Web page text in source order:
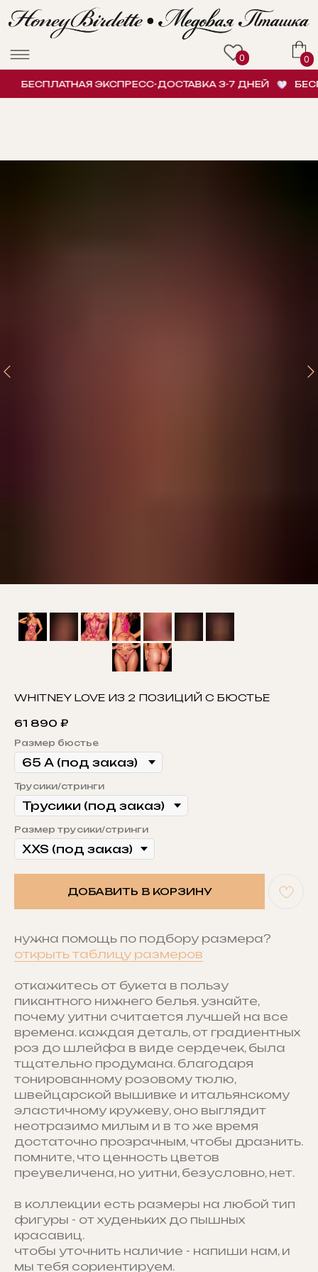
БЕСПЛАТНАЯ ЭКСПРЕСС-ДОСТАВКА 3-7 ДНЕЙ
WHITNEY LOVE ИЗ 2 ПОЗИЦИЙ С БЮСТЬЕ
61 890 ₽
Размер бюстье
Трусики/стринги
Размер трусики/стринги
ДОБАВИТЬ В КОРЗИНУ
нужна помощь по подбору размера?
открыть таблицу размеров
откажитесь от букета в пользу
пикантного нижнего белья. узнайте,
почему уитни считается лучшей на все
времена. каждая деталь, от градиентных
роз до шлейфа в виде сердечек, была
тщательно продумана. благодаря
тонированному розовому тюлю,
швейцарской вышивке и итальянскому
эластичному кружеву, оно выглядит
неотразимо милым и в то же время
достаточно прозрачным, чтобы дразнить.
помните, что ценность цветов
преувеличена, но уитни, безусловно, нет.
в коллекции есть размеры на любой тип
фигуры - от худеньких до пышных
красавиц.
чтобы уточнить наличие - напиши нам, и
мы тебя сориентируем.